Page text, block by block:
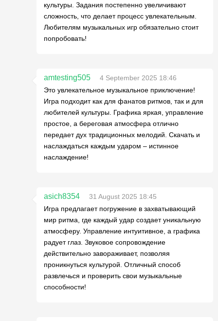
культуры. Задания постепенно увеличивают
сложность, что делает процесс увлекательным.
Любителям музыкальных игр обязательно стоит
попробовать!
amtesting505
4 September 2025 18:46
Это увлекательное музыкальное приключение!
Игра подходит как для фанатов ритмов, так и для
любителей культуры. Графика яркая, управление
простое, а береговая атмосфера отлично
передает дух традиционных мелодий. Скачать и
наслаждаться каждым ударом – истинное
наслаждение!
asich8354
31 August 2025 18:45
Игра предлагает погружение в захватывающий
мир ритма, где каждый удар создает уникальную
атмосферу. Управление интуитивное, а графика
радует глаз. Звуковое сопровождение
действительно завораживает, позволяя
проникнуться культурой. Отличный способ
развлечься и проверить свои музыкальные
способности!